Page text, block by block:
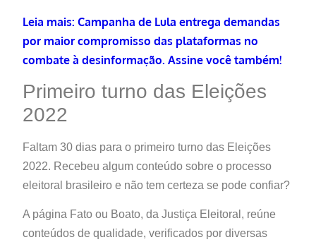
Leia mais: Campanha de Lula entrega demandas
por maior compromisso das plataformas no
combate à desinformação. Assine você também!
Primeiro turno das Eleições
2022
Faltam 30 dias para o primeiro turno das Eleições
2022. Recebeu algum conteúdo sobre o processo
eleitoral brasileiro e não tem certeza se pode confiar?
A página Fato ou Boato, da Justiça Eleitoral, reúne
conteúdos de qualidade, verificados por diversas